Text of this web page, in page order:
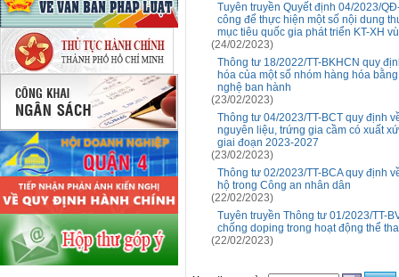
Tuyên truyền Quyết định 04/2023/
công để thực hiện một số nội dung
mục tiêu quốc gia phát triển KT-XH
(24/02/2023)
Thông tư 18/2022/TT-BKHCN quy
hóa của một số nhóm hàng hóa
nghệ ban hành
(23/02/2023)
Thông tư 04/2023/TT-BCT quy định
nguyên liệu, trứng gia cầm có xuất
giai đoạn 2023-2027
(23/02/2023)
Thông tư 02/2023/TT-BCA quy định
hộ trong Công an nhân dân
(22/02/2023)
Tuyên truyền Thông tư 01/2023/TT-
chống doping trong hoạt động thể
(22/02/2023)